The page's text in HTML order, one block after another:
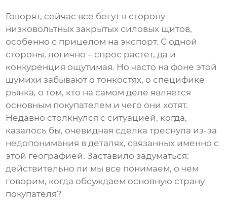
Говорят, сейчас все бегут в сторону
низковольтных закрытых силовых щитов,
особенно с прицелом на экспорт. С одной
стороны, логично – спрос растет, да и
конкуренция ощутимая. Но часто на фоне этой
шумихи забывают о тонкостях, о специфике
рынка, о том, кто на самом деле является
основным покупателем и чего они хотят.
Недавно столкнулся с ситуацией, когда,
казалось бы, очевидная сделка треснула из-за
недопонимания в деталях, связанных именно с
этой географией. Заставило задуматься:
действительно ли мы все понимаем, о чем
говорим, когда обсуждаем основную страну
покупателя?